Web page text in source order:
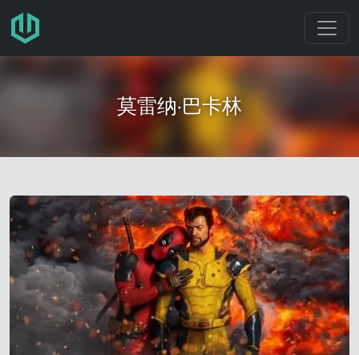
跳转至主要内容
莫雷纳·巴卡林